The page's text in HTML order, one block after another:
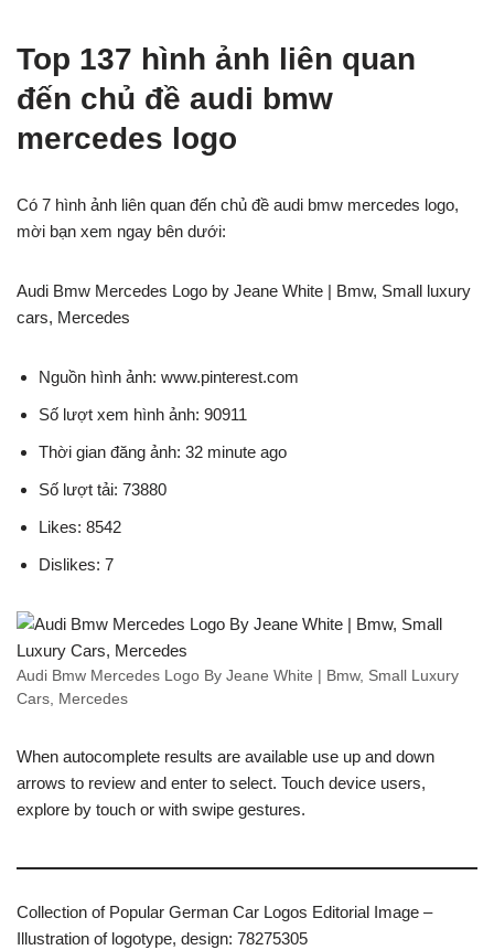
Top 137 hình ảnh liên quan
đến chủ đề audi bmw
mercedes logo
Có 7 hình ảnh liên quan đến chủ đề audi bmw mercedes logo,
mời bạn xem ngay bên dưới:
Audi Bmw Mercedes Logo by Jeane White | Bmw, Small luxury
cars, Mercedes
Nguồn hình ảnh: www.pinterest.com
Số lượt xem hình ảnh: 90911
Thời gian đăng ảnh: 32 minute ago
Số lượt tải: 73880
Likes: 8542
Dislikes: 7
Audi Bmw Mercedes Logo By Jeane White | Bmw, Small Luxury
Cars, Mercedes
When autocomplete results are available use up and down
arrows to review and enter to select. Touch device users,
explore by touch or with swipe gestures.
Collection of Popular German Car Logos Editorial Image –
Illustration of logotype, design: 78275305